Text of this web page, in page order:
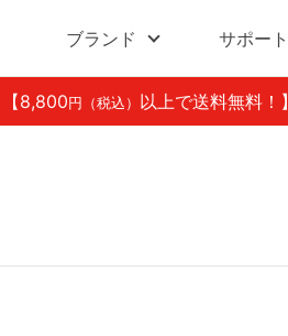
ブランド サポート
【8,800 円（税込） 以上で送料無料！】